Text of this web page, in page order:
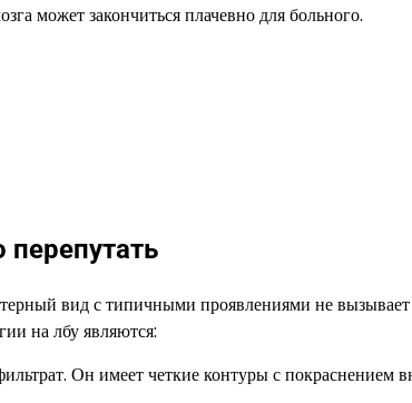
может закончиться плачевно для больного.
вид с типичными проявлениями не вызывает
на лбу являются:
Он имеет четкие контуры с покраснением